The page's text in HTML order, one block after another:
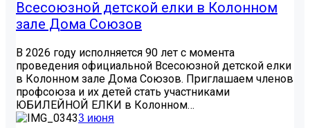
Всесоюзной детской елки в Колонном
зале Дома Союзов
В 2026 году исполняется 90 лет с момента
проведения официальной Всесоюзной детской елки
в Колонном зале Дома Союзов. Приглашаем членов
профсоюза и их детей стать участниками
ЮБИЛЕЙНОЙ ЕЛКИ в Колонном…
3 июня